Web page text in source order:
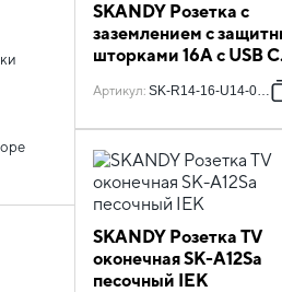
SKANDY Розетка с
заземлением с
шторками 16А с USB C
18Вт SK-R17Sa
IEK
Артикул: SK-R14-16-U14-018-
SKANDY Розетка TV
оконечная SK-A12Sa
песочный IEK